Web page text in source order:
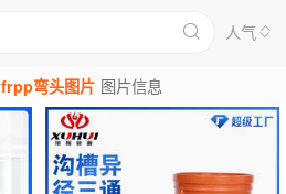
人气
frpp弯头图片 图片信息